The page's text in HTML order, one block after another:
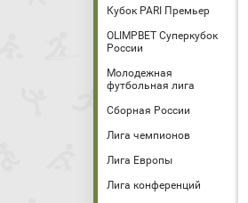
Кубок PARI Премьер
OLIMPBET Суперкубок
России
Молодежная
футбольная лига
Сборная России
Лига чемпионов
Лига Европы
Лига конференций